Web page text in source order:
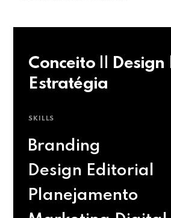
Conceito || Design ||
Estratégia
SKILLS
Branding
Design Editorial
Planejamento